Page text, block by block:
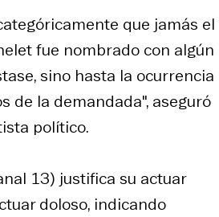
que jamás el
fue nombrado con algún
sino hasta la ocurrencia
de la demandada", aseguró
político.
13) justifica su actuar
doloso, indicando